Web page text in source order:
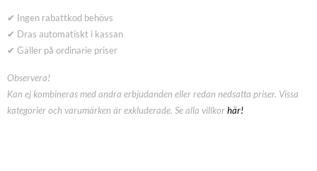
✔ Ingen rabattkod behövs
✔ Dras automatiskt i kassan
✔ Gäller på ordinarie priser
Observera!
Kan ej kombineras med andra erbjudanden eller redan nedsatta priser. Vissa
kategorier och varumärken är exkluderade. Se alla villkorhär!